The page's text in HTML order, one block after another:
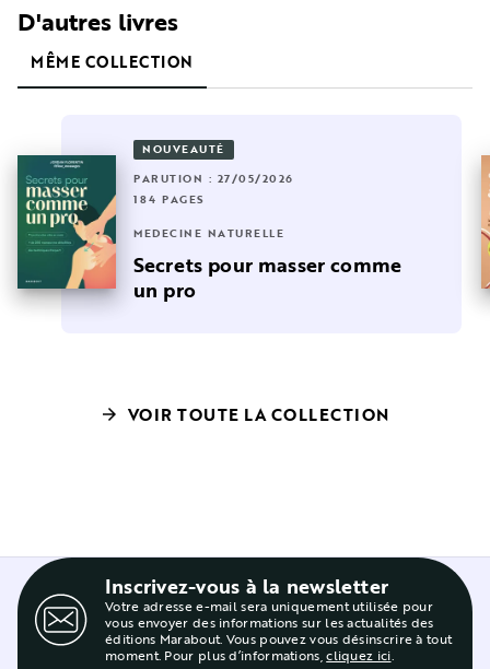
D'autres livres
MÊME COLLECTION
NOUVEAUTÉ
PARUTION : 27/05/2026
184 PAGES
MÉDECINE NATURELLE
Secrets pour masser comme
un pro
arrow_forward VOIR TOUTE LA COLLECTION
Inscrivez-vous à la newsletter
Votre adresse e-mail sera uniquement utilisée pour
vous envoyer des informations sur les actualités des
éditions Marabout. Vous pouvez vous désinscrire à tout
moment. Pour plus d’informations,cliquez ici.